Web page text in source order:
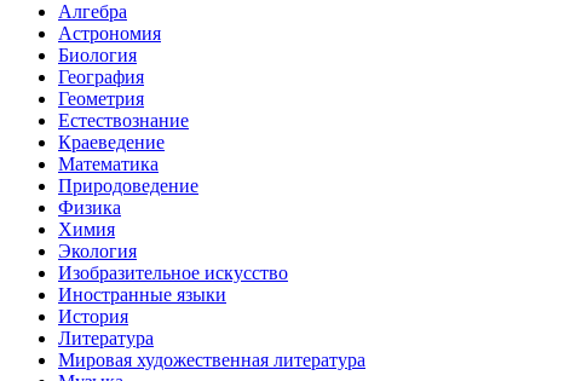
Алгебра
Астрономия
Биология
География
Геометрия
Естествознание
Краеведение
Математика
Природоведение
Физика
Химия
Экология
Изобразительное искусство
Иностранные языки
История
Литература
Мировая художественная литература